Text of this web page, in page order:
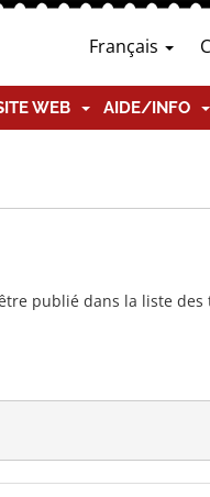
Français
WEB AIDE/INFO
publié dans la liste des